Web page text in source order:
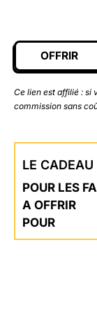
OFFRIR
Ce lien est affilié : si
commission sans
LE
POUR LES
A OFFRIR
POUR